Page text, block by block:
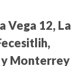
Vega 12, La
y Monterrey